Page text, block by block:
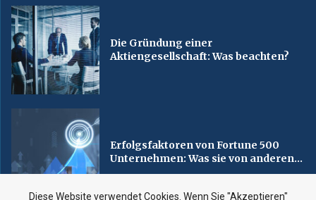
Die Gründung einer
Aktiengesellschaft: Was beachten?
Erfolgsfaktoren von Fortune 500
Unternehmen: Was sie von anderen...
Diese Website verwendet Cookies. Wenn Sie "Akzeptieren"